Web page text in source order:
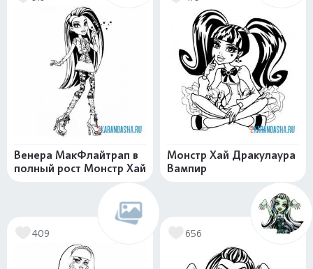
Венера МакФлайтрап в
полный рост Монстр Хай
Монстр Хай Дракулаура
Вампир
409 656